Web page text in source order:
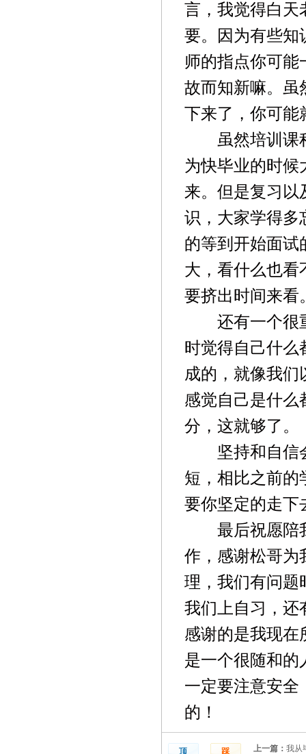
言，我觉得白天
要。因为有些知
师的指点你可能
故而知新嘛。虽
下来了，你可能
虽然培训课
为快毕业的时候
来。但是复习以
识，大家学得多
的等到开始面试
大，看什么也看
要挤出时间来看
还有一个很
时觉得自己什么
成的，就像我们
感觉自己是什么
分，这就够了。
坚持和自信
短，相比之前的
要你坚定的走下
最后祝愿陪
作，感谢松哥为
理，我们有问题
我们上自习，还
感谢的是我现在
是一个很随和的
一定要注意安全
的！
顶 踩 上一篇： 我从